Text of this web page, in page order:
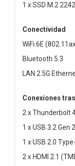
1 x SSD M.2
Conectividad
WiFi 6E
Bluetooth 5.3
LAN 2.5G
Conexiones
2 x Thunderbolt
1 x USB 3.2 Gen
1 x USB 2.0
2 x HDMI 2.1